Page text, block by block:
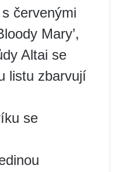
červenými
Mary’,
Altai se
listu zbarvují
se